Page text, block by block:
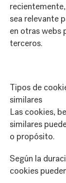
sea relevante
en otras webs
terceros.
Tipos de
similares
Las cookies,
similares
o propósito.
Según la
cookies